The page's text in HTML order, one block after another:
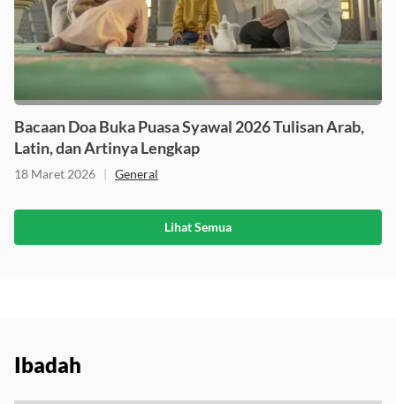
Bacaan Doa Buka Puasa Syawal 2026 Tulisan Arab,
Latin, dan Artinya Lengkap
18 Maret 2026 | General
Lihat Semua
Ibadah